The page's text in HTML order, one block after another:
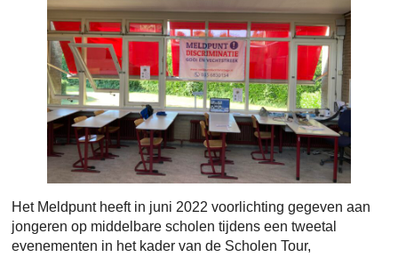
Het Meldpunt heeft in juni 2022 voorlichting gegeven aan
jongeren op middelbare scholen tijdens een tweetal
evenementen in het kader van de Scholen Tour,